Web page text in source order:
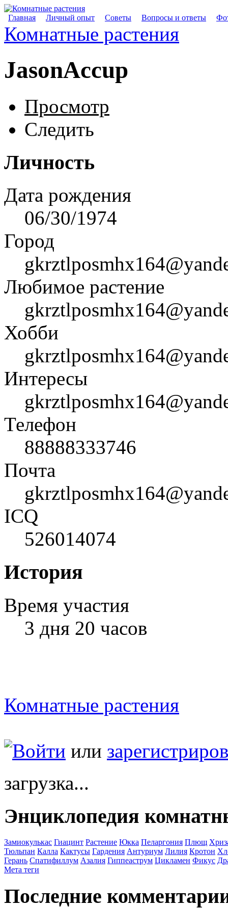
Главная Личный опыт Советы Вопросы и ответы
Комнатные растения
JasonAccup
Просмотр
Следить
Личность
Дата рождения
06/30/1974
Город
Любимое растение
Хобби
Интересы
Телефон
88888333746
Почта
ICQ
526014074
История
Время участия
3 дня 20 часов
Комнатные растения
Войти или
загрузка...
Энциклопедия
Замиокулькас Гиацинт Растение Юкка Пеларгония Плющ
Тюльпан Калла Кактусы Гардения Антуриум Лилия Кротон
Герань Спатифиллум Азалия Гиппеаструм Цикламен Фикус
Мета теги
Последние